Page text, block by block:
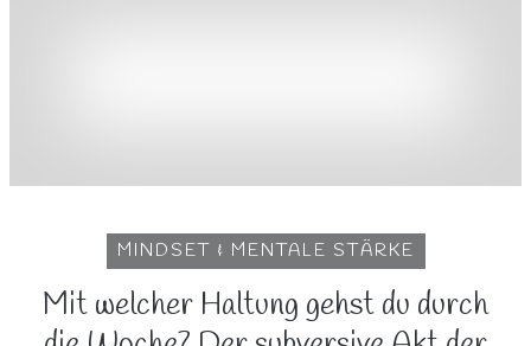
MINDSET & MENTALE STÄRKE
Mit welcher Haltung gehst du durch